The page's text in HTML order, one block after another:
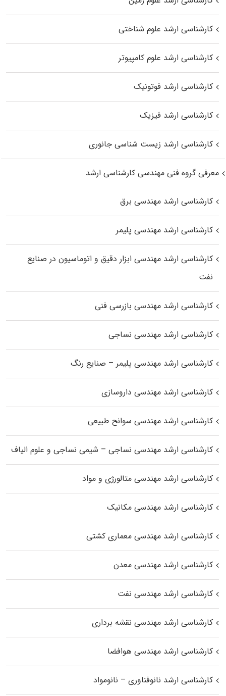
کارشناسی ارشد علوم شناختی
کارشناسی ارشد علوم کامپیوتر
کارشناسی ارشد فوتونیک
کارشناسی ارشد فیزیک
کارشناسی ارشد زیست‌ شناسی جانوری
معرفی گروه فنی مهندسی کارشناسی ارشد
کارشناسی ارشد مهندسی برق
کارشناسی ارشد مهندسی پلیمر
کارشناسی ارشد مهندسی ابزار دقیق و اتوماسیون در صنایع
نفت
کارشناسی ارشد مهندسی بازرسی فنی
کارشناسی ارشد مهندسی نساجی
کارشناسی ارشد مهندسی پلیمر – صنایع رنگ
کارشناسی ارشد مهندسی داروسازی
کارشناسی ارشد مهندسی سوانح طبیعی
کارشناسی ارشد مهندسی نساجی – شیمی نساجی و علوم الیاف
کارشناسی ارشد مهندسی متالورژی و مواد
کارشناسی ارشد مهندسی مکانیک
کارشناسی ارشد مهندسی معماری کشتی
کارشناسی ارشد مهندسی معدن
کارشناسی ارشد مهندسی نفت
کارشناسی ارشد مهندسی نقشه برداری
کارشناسی ارشد مهندسی هوافضا
کارشناسی ارشد نانوفناوری – نانومواد